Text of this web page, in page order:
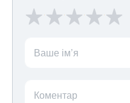
Ваше ім’я
Коментар